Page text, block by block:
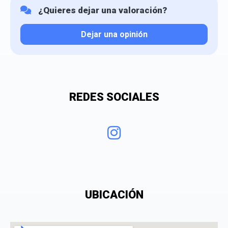
¿Quieres dejar una valoración?
Dejar una opinión
Consiento el tratamiento de mis datos personales
REDES SOCIALES
UBICACIÓN